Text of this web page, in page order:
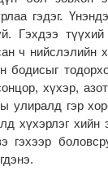
гэдэг.
Гэхдээ
ч нийслэлийн
бодисыг
хүхэр,
улиралд гэр
хүхэрлэг
гэхээр